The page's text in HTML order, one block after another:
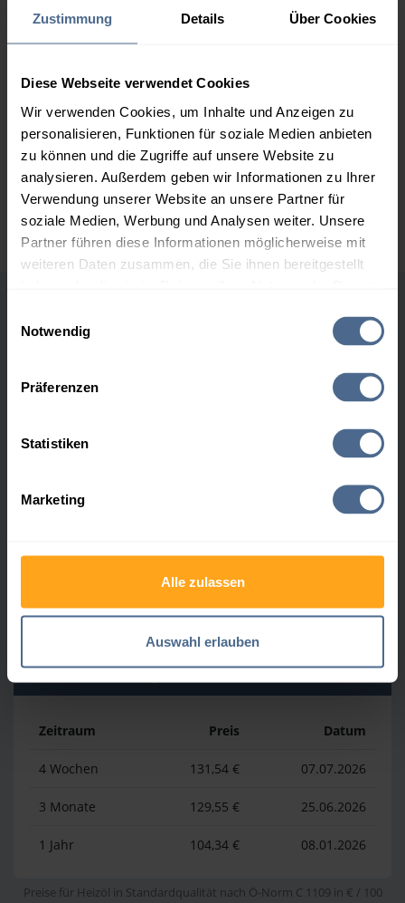
Zustimmung Details Über Cookies
Diese Webseite verwendet Cookies
Wir verwenden Cookies, um Inhalte und Anzeigen zu
personalisieren, Funktionen für soziale Medien anbieten
zu können und die Zugriffe auf unsere Website zu
analysieren. Außerdem geben wir Informationen zu Ihrer
Verwendung unserer Website an unsere Partner für
soziale Medien, Werbung und Analysen weiter. Unsere
Partner führen diese Informationen möglicherweise mit
weiteren Daten zusammen, die Sie ihnen bereitgestellt
Notwendig
Präferenzen
Statistiken
Marketing
Alle zulassen
Auswahl erlauben
2.000 Liter 0,00 €
3.000 Liter
153,55 €
153,55 €
5.000 Liter
152,10 €
152,10 €
0,00 €
Preise für Heizöl in Standardqualität nach Ö-Norm C 1109 in € / 100
Liter inkl. MwSt. und Lieferung bei einer Lieferstelle.
Höchst- und Tiefststände der
30.07.2026
3 Monate 164,65 € 07.05.2026
Heizölpreis-Tiefstwerte
Zeitraum Preis Datum
4 Wochen 131,54 € 07.07.2026
3 Monate 129,55 € 25.06.2026
1 Jahr 104,34 € 08.01.2026
Preise für Heizöl in Standardqualität nach Ö-Norm C 1109 in € / 100